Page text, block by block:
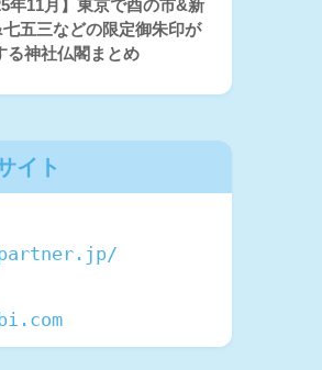
年11月】東京で酉の市&新
五三などの限定御朱印が
る神社仏閣まとめ
イト